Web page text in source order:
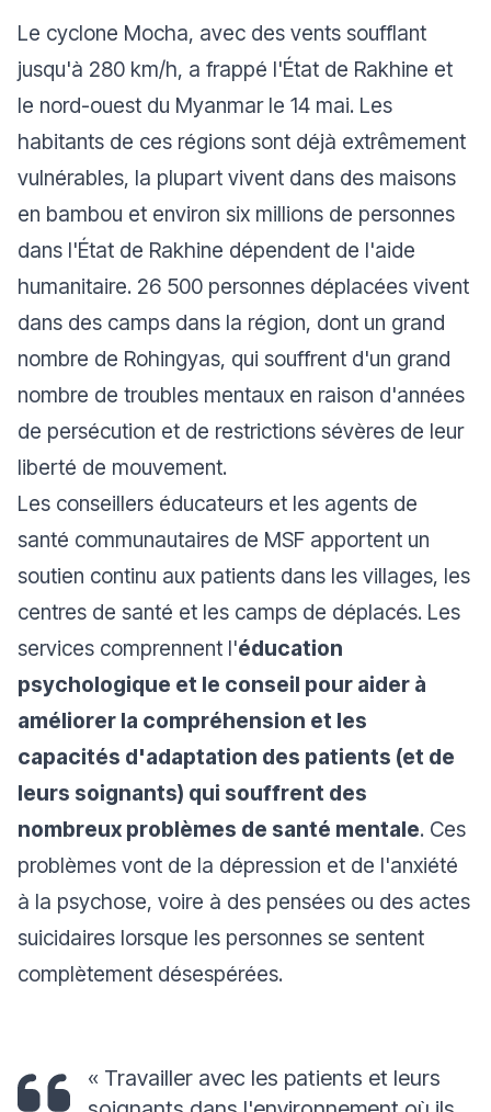
Le cyclone Mocha, avec des vents soufflant
jusqu'à 280 km/h, a frappé l'État de Rakhine et
le nord-ouest du Myanmar le 14 mai. Les
habitants de ces régions sont déjà extrêmement
vulnérables, la plupart vivent dans des maisons
en bambou et environ six millions de personnes
dans l'État de Rakhine dépendent de l'aide
humanitaire. 26 500 personnes déplacées vivent
dans des camps dans la région, dont un grand
nombre de Rohingyas, qui souffrent d'un grand
nombre de troubles mentaux en raison d'années
de persécution et de restrictions sévères de leur
liberté de mouvement.
Les conseillers éducateurs et les agents de
santé communautaires de MSF apportent un
soutien continu aux patients dans les villages, les
centres de santé et les camps de déplacés. Les
services comprennent l'éducation
psychologique et le conseil pour aider à
améliorer la compréhension et les
capacités d'adaptation des patients (et de
leurs soignants) qui souffrent des
nombreux problèmes de santé mentale. Ces
problèmes vont de la dépression et de l'anxiété
à la psychose, voire à des pensées ou des actes
suicidaires lorsque les personnes se sentent
complètement désespérées.
« Travailler avec les patients et leurs